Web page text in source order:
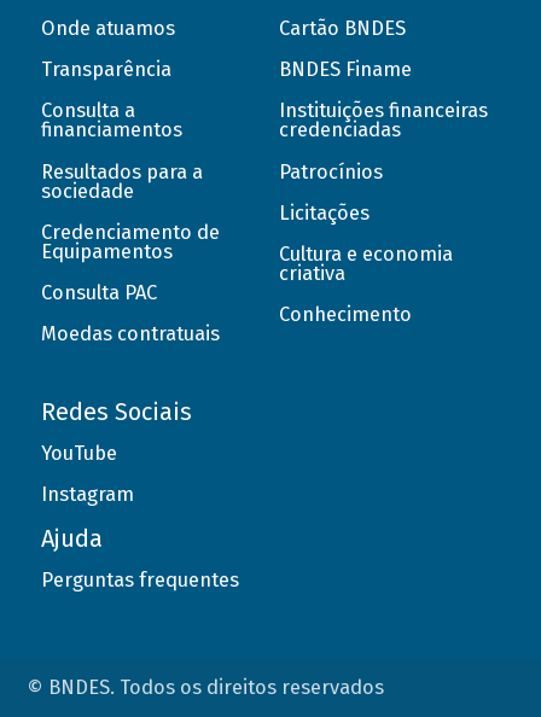
Onde atuamos
Transparência
Consulta a
financiamentos
Resultados para a
sociedade
Credenciamento de
Equipamentos
Consulta PAC
Moedas contratuais
Cartão BNDES
BNDES Finame
Instituições financeiras
credenciadas
Patrocínios
Licitações
Cultura e economia
criativa
Conhecimento
Redes Sociais
YouTube
Instagram
Ajuda
Perguntas frequentes
© BNDES. Todos os direitos reservados